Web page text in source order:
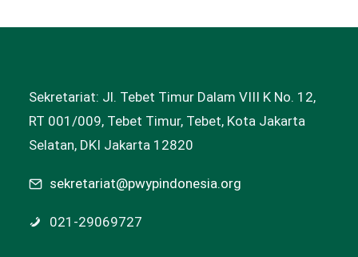
Sekretariat: Jl. Tebet Timur Dalam VIII K No. 12,
RT 001/009, Tebet Timur, Tebet, Kota Jakarta
Selatan, DKI Jakarta 12820
sekretariat@pwypindonesia.org
021-29069727